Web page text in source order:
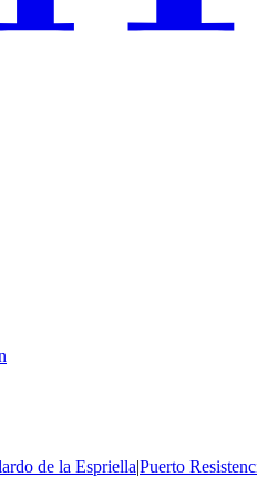
de la Espriella|Puerto